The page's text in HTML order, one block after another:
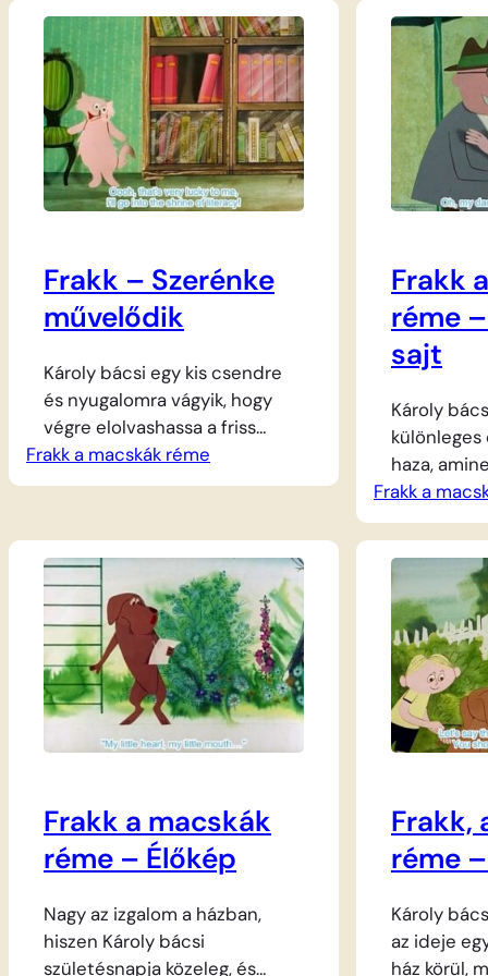
meg a cicákat, hanem
tanárnak áll, és számtanórát
tart Lukréciának és
Szerénkének. A falánk macskák
persze nem rajonganak a
tanulásért, de amikor kiderül,
hogy a szemléltetőeszközök
Frakk, a
nem
bútorokon.
azonban
Frakk – Szerénke
művelődik
Károly bácsi egy kis csendre
és nyugalomra vágyik, hogy
végre elolvashassa a friss
újságot a kedvenc, kényelmes
foteljében. A terve azonban
elkényeztetett cica, Lukrécia
és Szerénke pimasz módon
éppen ott heverészik,
elfoglalva a legjobb helyeket a
szobában. A gazdi nem
boldogul a lusta macskákkal,
ezért hűséges társát, Frakkot
hívja segítségül…
Frakk a macskák réme
Frakk
réme
sajt
Károly
haza,
illata
Lukrécia
sonka ízű
azonnal
hogyan
kamrából a
vizsla sem
Frakk a
Frakk a macskák
réme – Élőkép
Nagy az izgalom a házban,
hiszen Károly bácsi
születésnapja közeleg, és
Frakk,
réme
Károly
az ideje
ház körül,